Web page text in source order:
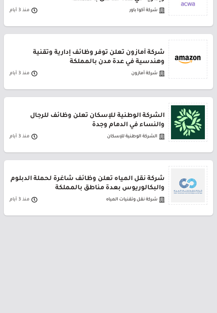
شركة أكوا باور منذ 3 أيام
شركة أمازون تعلن توفر وظائف إدارية وتقنية
وهندسية في عدة مدن بالمملكة
شركة أمازون منذ 3 أيام
الشركة الوطنية للإسكان تعلن وظائف للرجال
والنساء في الدمام وجدة
الشركة الوطنية للإسكان منذ 3 أيام
شركة نقل المياه تعلن وظائف شاغرة لحملة الدبلوم
والبكالوريوس بعدة مناطق بالمملكة
شركة نقل وتقنيات المياه منذ 3 أيام